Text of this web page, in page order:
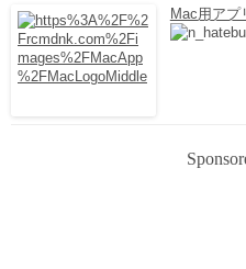
Mac用アプ